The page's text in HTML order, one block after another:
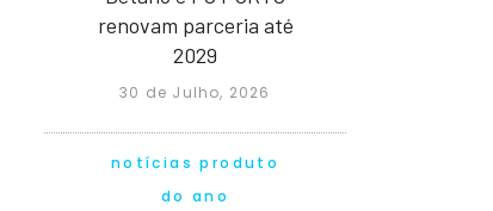
renovam parceria até
2029
30 de Julho, 2026
notícias produto
do ano